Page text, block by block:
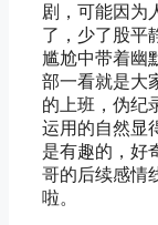
剧，可能因为
了，少了股平
尴尬中带着幽
部一看就是大
的上班，伪纪
运用的自然显
是有趣的，好
哥的后续感情
啦。